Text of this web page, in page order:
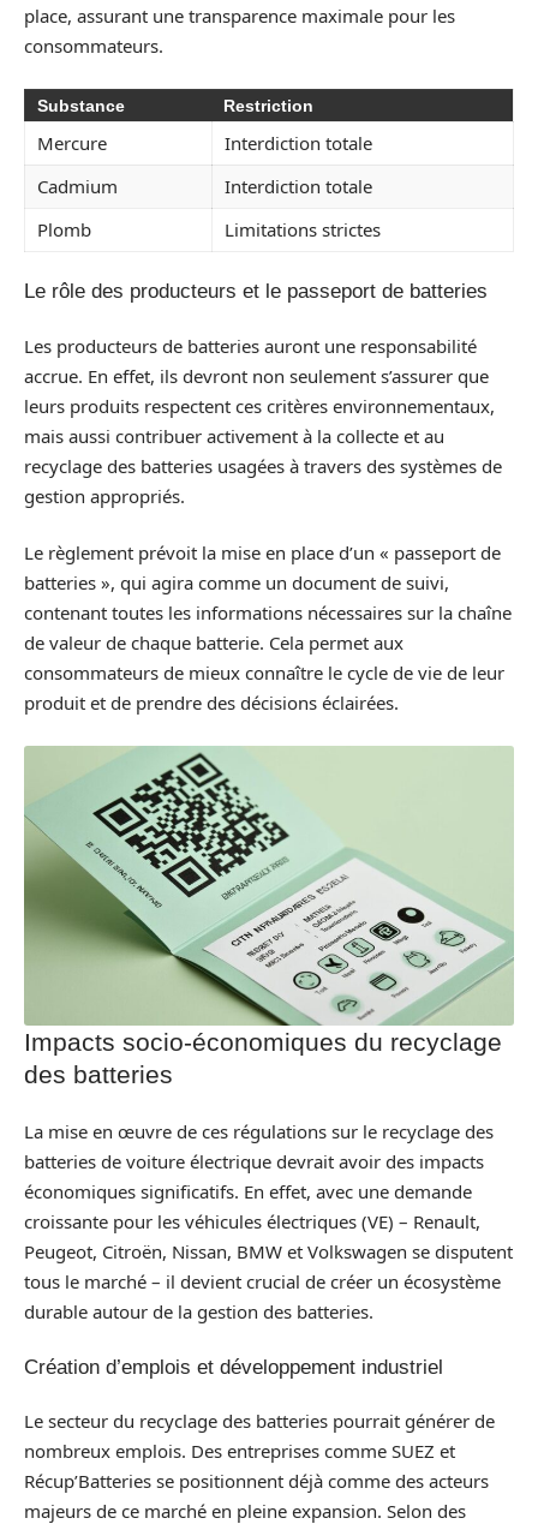
place, assurant une transparence maximale pour les
consommateurs.
Substance Restriction
Mercure
Interdiction totale
Cadmium
Interdiction totale
Plomb
Limitations strictes
Le rôle des producteurs et le passeport de batteries
Les producteurs de batteries auront une responsabilité
accrue. En effet, ils devront non seulement s’assurer que
leurs produits respectent ces critères environnementaux,
mais aussi contribuer activement à la collecte et au
recyclage des batteries usagées à travers des systèmes de
gestion appropriés.
Le règlement prévoit la mise en place d’un « passeport de
batteries », qui agira comme un document de suivi,
contenant toutes les informations nécessaires sur la chaîne
de valeur de chaque batterie. Cela permet aux
consommateurs de mieux connaître le cycle de vie de leur
produit et de prendre des décisions éclairées.
Impacts socio-économiques du recyclage
des batteries
La mise en œuvre de ces régulations sur le recyclage des
batteries de voiture électrique devrait avoir des impacts
économiques significatifs. En effet, avec une demande
croissante pour les véhicules électriques (VE) – Renault,
Peugeot, Citroën, Nissan, BMW et Volkswagen se disputent
tous le marché – il devient crucial de créer un écosystème
durable autour de la gestion des batteries.
Création d’emplois et développement industriel
Le secteur du recyclage des batteries pourrait générer de
nombreux emplois. Des entreprises comme SUEZ et
Récup’Batteries se positionnent déjà comme des acteurs
majeurs de ce marché en pleine expansion. Selon des